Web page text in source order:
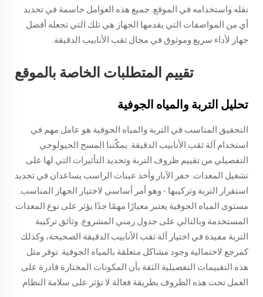
نقله واستخدامه في الموقع. جميع هذه العوامل حاسمة في تحديد
أي من المواصفات التي يقدمها الجهاز هي تلك التي تجعله أفضل
جهاز لأداء سريع وموثوق في مجال ثقب الأنابيب الدقيقة.
تقييم المتطلبات الخاصة بالموقع
تحليل التربة والمياه الجوفية
التحقيق المناسب في التربة والمياه الجوفية هو عامل مهم في
استخدام آلة ثقب الأنابيب الدقيقة. يمكّننا المسح الجيولوجي
التفصيلي من تقييم ظروف التربة وتحديد التأثيرات التي لها على
تشغيل المعدات. حفر الآبار وأخذ عينات الراسب يساعدان في تحديد
استقرار التربة وتركيبها - وهو أمر أساسي لاختيار الجهاز المناسب.
مستوى المياه الجوفية يعتبر معيارًا مهمًا جدًا يؤثر على نوع المعدات
المستخدمة وبالتالي على جدول زمني المشروع. وثائق تركيبة
التربة مفيدة في اختيار آلة ثقب الأنابيب الدقيقة الصحيحة، وكذلك
كمرجع لاحتمالية وجود مشاكل متعلقة بالمياه الجوفية. توفر مثل
هذه التقييمات التفصيلية الثقة بأن المكونات المختارة قادرة على
العمل تحت هذه الظروف بطريقة فعالة لا تؤثر على سلامة النظام.